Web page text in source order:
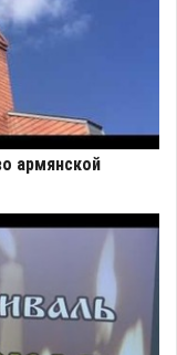
армянской